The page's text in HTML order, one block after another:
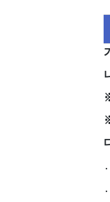
․
․